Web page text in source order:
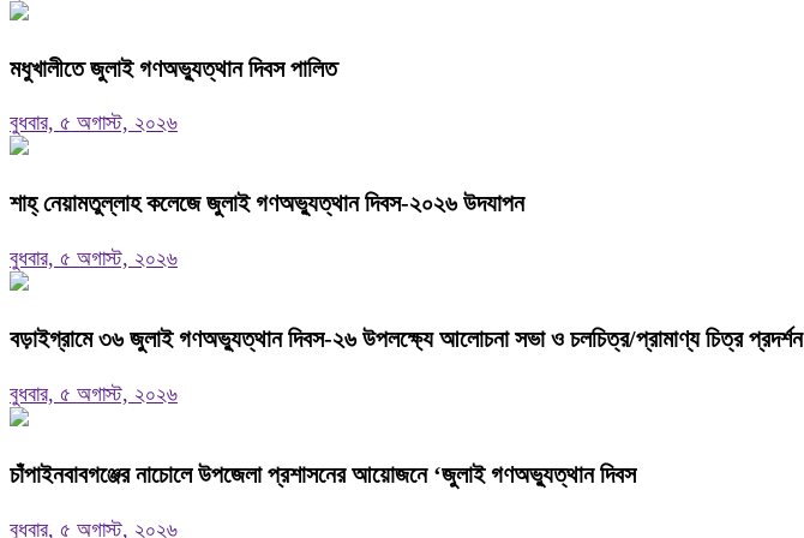
মধুখালীতে জুলাই গণঅভ্যুত্থান দিবস পালিত
বুধবার, ৫ অগাস্ট, ২০২৬
শাহ্ নেয়ামতুল্লাহ কলেজে জুলাই গণঅভ্যুত্থান দিবস-২০২৬ উদযাপন
বুধবার, ৫ অগাস্ট, ২০২৬
বড়াইগ্রামে ৩৬ জুলাই গণঅভ্যুত্থান দিবস-২৬ উপলক্ষ্যে আলোচনা সভা ও চলচিত্র/প্রামাণ্য চিত্র প্রদর্শন
বুধবার, ৫ অগাস্ট, ২০২৬
চাঁপাইনবাবগঞ্জের নাচোলে উপজেলা প্রশাসনের আয়োজনে ‘জুলাই গণঅভ্যুত্থান দিবস
বুধবার, ৫ অগাস্ট, ২০২৬